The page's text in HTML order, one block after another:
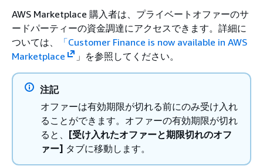
AWS Marketplace 購入者は、プライベートオファーのサ
ードパーティーの資金調達にアクセスできます。詳細に
ついては、
「Customer Finance is now available in AWS
Marketplace
」を参照してください。
注記
オファーは有効期限が切れる前にのみ受け入れ
ることができます。オファーの有効期限が切れ
ると、 [受け入れたオファーと期限切れのオフ
ァー] タブに移動します。